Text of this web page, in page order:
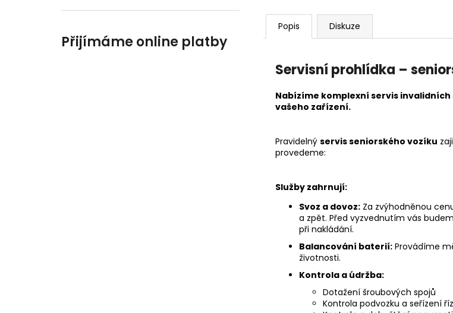
Přijímáme online platby
Popis Diskuze
Servisní prohlídka –
Nabízíme komplexní servis
vašeho zařízení.
Pravidelný servis seniorského vozíku
provedeme:
Služby zahrnují:
Svoz a dovoz: Za zvýhodněnou
a zpět. Před vyzvednutím vás
při nakládání.
Balancování baterií: Provádíme
životnosti.
Kontrola a údržba:
Dotažení šroubových spojů
Kontrola podvozku a seřízení